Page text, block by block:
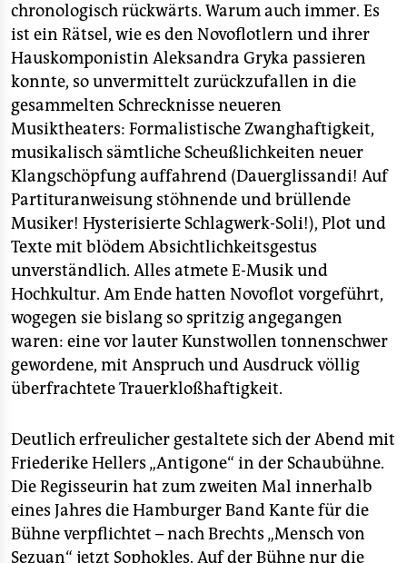
chronologisch rückwärts. Warum auch immer. Es
ist ein Rätsel, wie es den Novoflotlern und ihrer
Hauskomponistin Aleksandra Gryka passieren
konnte, so unvermittelt zurückzufallen in die
gesammelten Schrecknisse neueren
Musiktheaters: Formalistische Zwanghaftigkeit,
musikalisch sämtliche Scheußlichkeiten neuer
Klangschöpfung auffahrend (Dauerglissandi! Auf
Partituranweisung stöhnende und brüllende
Musiker! Hysterisierte Schlagwerk-Soli!), Plot und
Texte mit blödem Absichtlichkeitsgestus
unverständlich. Alles atmete E-Musik und
Hochkultur. Am Ende hatten Novoflot vorgeführt,
wogegen sie bislang so spritzig angegangen
waren: eine vor lauter Kunstwollen tonnenschwer
gewordene, mit Anspruch und Ausdruck völlig
überfrachtete Trauerkloßhaftigkeit.
Deutlich erfreulicher gestaltete sich der Abend mit
Friederike Hellers „Antigone“ in der Schaubühne.
Die Regisseurin hat zum zweiten Mal innerhalb
eines Jahres die Hamburger Band Kante für die
Bühne verpflichtet – nach Brechts „Mensch von
Sezuan“ jetzt Sophokles. Auf der Bühne nur die